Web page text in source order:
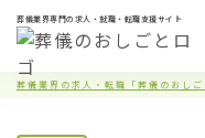
葬儀業界専門の求人・就職・転職支援サイト
葬儀業界の求人・転職「葬儀のおしご